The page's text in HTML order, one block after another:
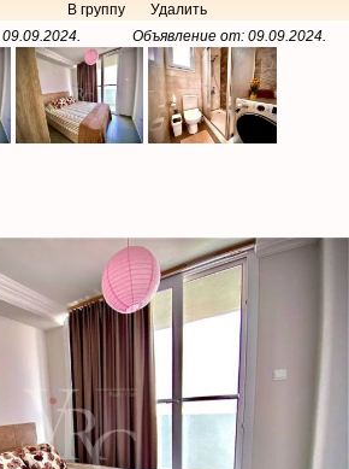
В группу
Удалить
09.09.2024. Объявление от: 09.09.2024.